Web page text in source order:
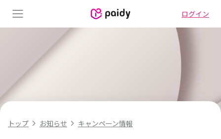
Menu ログイン
トップ お知らせ キャンペーン情報